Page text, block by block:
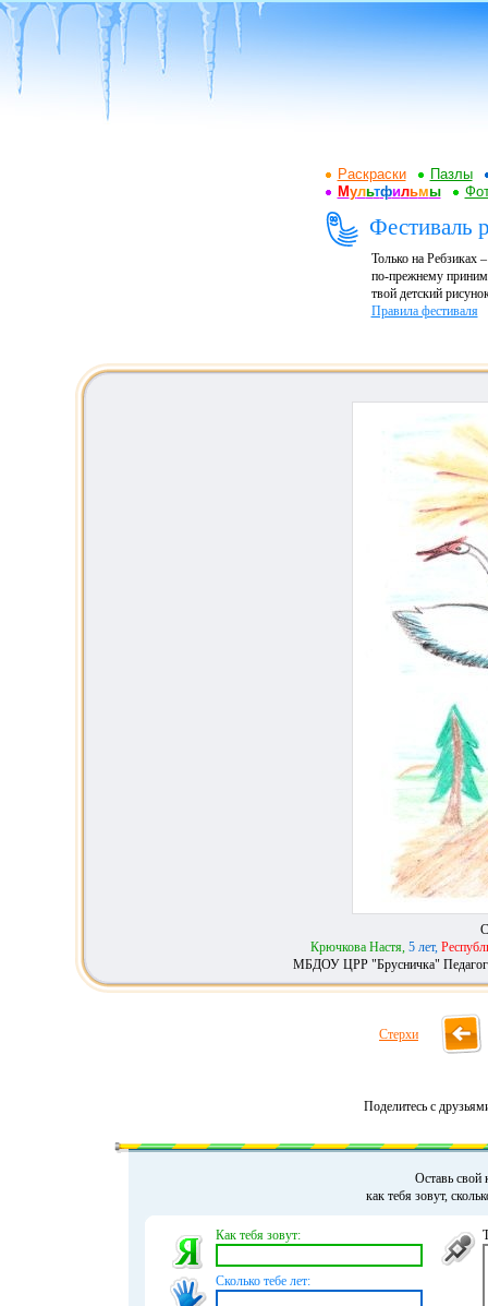
Раскраски
Пазлы
Мультфильмы
Фестиваль
Только на Ребзиках
по-прежнему
твой детский
Правила фестиваля
Крючкова Настя, 5 лет,
МБДОУ ЦРР "Брусничка" Педагог
Стерхи
Поделитесь с
Оставь свой
как тебя зовут,
Как тебя зовут:
Сколько тебе лет: